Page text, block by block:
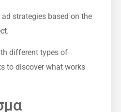
strategies based on the
different types of
to discover ⁢what works